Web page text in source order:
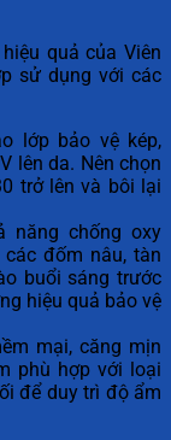
quả của Viên
sử dụng với các
lớp bảo vệ kép,
lên da. Nên chọn
trở lên và bôi lại
năng chống oxy
đốm nâu, tàn
buổi sáng trước
hiệu quả bảo vệ
mại, căng mịn
phù hợp với loại
để duy trì độ ẩm